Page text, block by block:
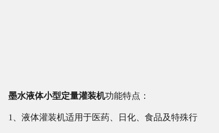
墨水液体小型定量灌装机功能特点：
1、液体灌装机适用于医药、日化、食品及特殊行